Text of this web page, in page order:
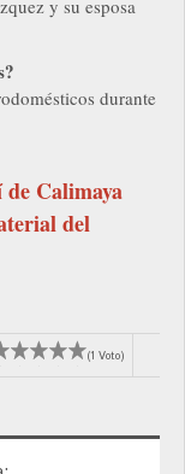
y su esposa
durante
Calimaya
del
(1 Voto)